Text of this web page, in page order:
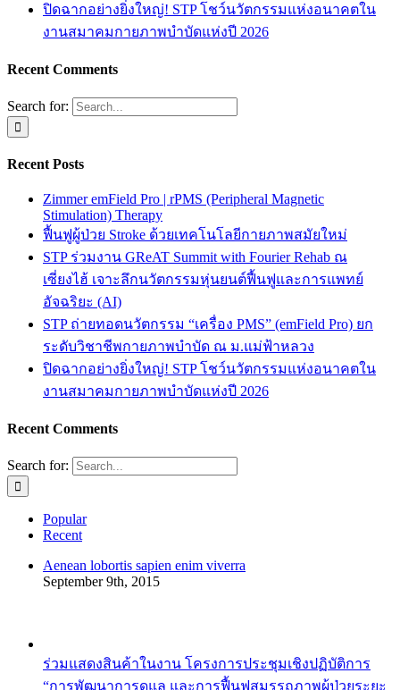
ปิดฉากอย่างยิ่งใหญ่! STP โชว์นวัตกรรมแห่งอนาคตใน
งานสมาคมกายภาพบำบัดแห่งปี 2026
Recent Comments
Search for:
Recent Posts
Zimmer emField Pro | rPMS (Peripheral Magnetic
Stimulation) Therapy
ฟื้นฟูผู้ป่วย Stroke ด้วยเทคโนโลยีกายภาพสมัยใหม่
STP ร่วมงาน GReAT Summit with Fourier Rehab ณ
เซี่ยงไฮ้ เจาะลึกนวัตกรรมหุ่นยนต์ฟื้นฟูและการแพทย์
อัจฉริยะ (AI)
STP ถ่ายทอดนวัตกรรม “เครื่อง PMS” (emField Pro) ยก
ระดับวิชาชีพกายภาพบำบัด ณ ม.แม่ฟ้าหลวง
ปิดฉากอย่างยิ่งใหญ่! STP โชว์นวัตกรรมแห่งอนาคตใน
งานสมาคมกายภาพบำบัดแห่งปี 2026
Recent Comments
Search for:
Popular
Recent
Aenean lobortis sapien enim viverra
September 9th, 2015
ร่วมแสดงสินค้าในงาน โครงการประชุมเชิงปฏิบัติการ
“การพัฒนาการดูแล และการฟื้นฟูสมรรถภาพผู้ป่วยระยะ